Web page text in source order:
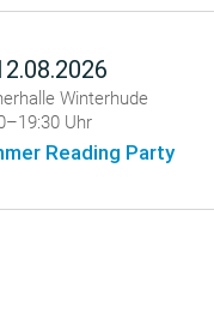
Winterhude
Uhr
Reading Party